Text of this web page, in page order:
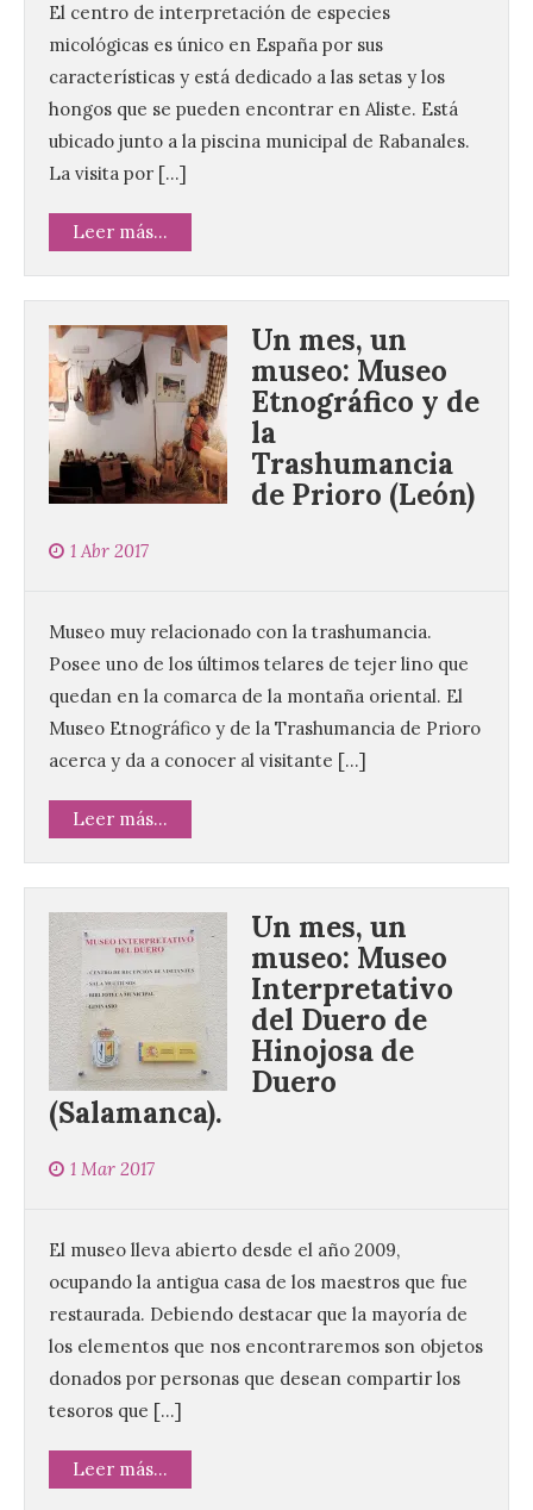
El centro de interpretación de especies
micológicas es único en España por sus
características y está dedicado a las setas y los
hongos que se pueden encontrar en Aliste. Está
ubicado junto a la piscina municipal de Rabanales.
La visita por […]
Leer más...
Un mes, un
museo: Museo
Etnográfico y de
la
Trashumancia
de Prioro (León)
1 Abr 2017
Museo muy relacionado con la trashumancia.
Posee uno de los últimos telares de tejer lino que
quedan en la comarca de la montaña oriental. El
Museo Etnográfico y de la Trashumancia de Prioro
acerca y da a conocer al visitante […]
Leer más...
Un mes, un
museo: Museo
Interpretativo
del Duero de
Hinojosa de
Duero
(Salamanca).
1 Mar 2017
El museo lleva abierto desde el año 2009,
ocupando la antigua casa de los maestros que fue
restaurada. Debiendo destacar que la mayoría de
los elementos que nos encontraremos son objetos
donados por personas que desean compartir los
tesoros que […]
Leer más...